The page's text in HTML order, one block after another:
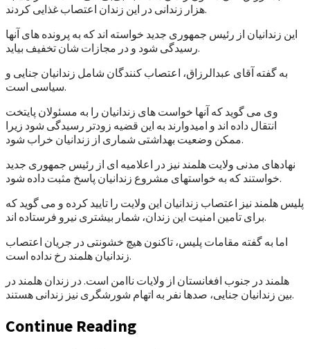
هزار زندانی در این زندان اعتصاب غذایی کردند.
این زندانیان از رئیس جمهوری جدید خواسته اند که به پرونده های آنها
رسیدگی شود و در مجازات شان تخفیف بیاید.
به گفته آقای عبدالرزاق، اعتصاب کنندگان شامل زندانیان جنایی و
سیاسی است.
وی می گوید که آنها خواست های زندانیان را به مسئولان پایتخت
انتقال داده اند و امیدوارند به این قضیه زودتر رسیدگی شود زیرا
ممکن وضعیت بهداشتی شماری از زندانیان خراب شود.
نهادهای مدنی ولایت هلمند نیز در اعلامیه ای از رئیس جمهوری جدید
خواستند که به خواستهای مشروع زندانیان پاسخ مثبت داده شود.
پلیس هلمند نیز اعتصاب زندانیان این ولایت را تایید کرده و می گوید که
برای تامین امنیت این زندان، شمار بیشتری نیرو فرستاده اند.
اما به گفته مقامات پلیس، تاکنون هیچ خشونتی در جریان اعتصاب
زندانیان هلمند رخ نداده است.
هلمند در جنوب افغانستان از ولایات ناامن است. در زندان هلمند در
بین زندانیان جنایی، صدها نفر به اتهام شورشگری نیز زندانی هستند.
Continue Reading